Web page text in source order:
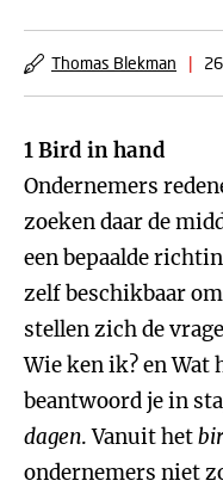
Thomas Blekman |
1 Bird in hand
Ondernemers
zoeken daar de
een bepaalde
zelf beschikbaar
stellen zich de
Wie ken ik? en Wat
beantwoord je in
dagen. Vanuit het
ondernemers niet